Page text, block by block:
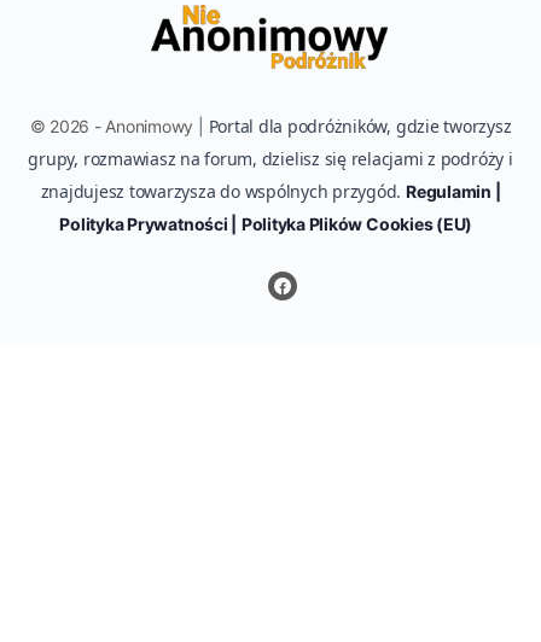
© 2026 - Anonimowy | Portal dla podróżników, gdzie tworzysz
grupy, rozmawiasz na forum, dzielisz się relacjami z podróży i
znajdujesz towarzysza do wspólnych przygód.Regulamin |
Polityka Prywatności |
Polityka Plików Cookies (EU)